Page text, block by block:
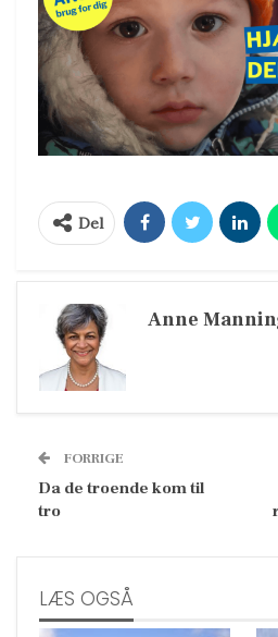
Del
Anne
FORRIGE
Da de troende kom til
tro
LÆS OGSÅ